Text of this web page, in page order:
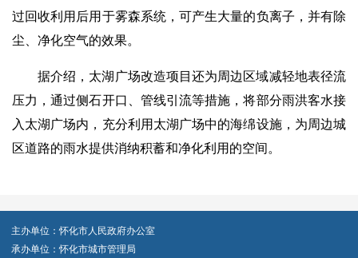
过回收利用后用于雾森系统，可产生大量的负离子，并有除
尘、净化空气的效果。
据介绍，太湖广场改造项目还为周边区域减轻地表径流
压力，通过侧石开口、管线引流等措施，将部分雨洪客水接
入太湖广场内，充分利用太湖广场中的海绵设施，为周边城
区道路的雨水提供消纳积蓄和净化利用的空间。
主办单位：怀化市人民政府办公室
承办单位：怀化市城市管理局